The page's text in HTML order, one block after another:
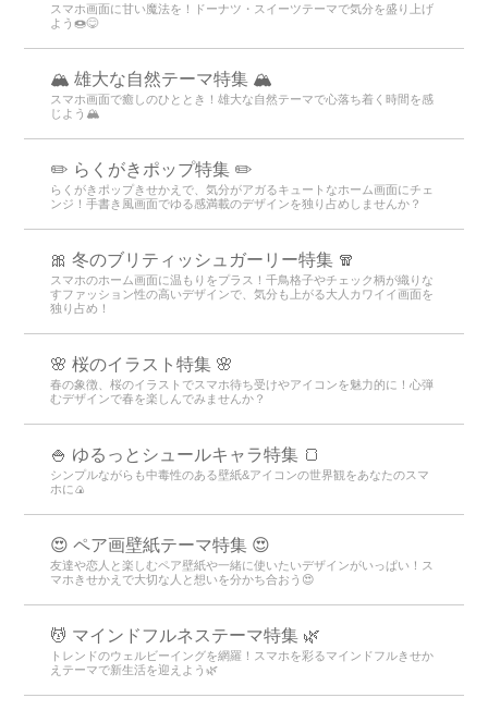
スマホ画面に甘い魔法を！ドーナツ・スイーツテーマで気分を盛り上げ
よう🍩😋
🏔️ 雄大な自然テーマ特集 🏔️
スマホ画面で癒しのひととき！雄大な自然テーマで心落ち着く時間を感
じよう🏔️
✏️ らくがきポップ特集 ✏️
らくがきポップきせかえで、気分がアガるキュートなホーム画面にチェ
ンジ！手書き風画面でゆる感満載のデザインを独り占めしませんか？
🎀 冬のブリティッシュガーリー特集 🧣
スマホのホーム画面に温もりをプラス！千鳥格子やチェック柄が織りな
すファッション性の高いデザインで、気分も上がる大人カワイイ画面を
独り占め！
🌸 桜のイラスト特集 🌸
春の象徴、桜のイラストでスマホ待ち受けやアイコンを魅力的に！心弾
むデザインで春を楽しんでみませんか？
🍚 ゆるっとシュールキャラ特集 🍞
シンプルながらも中毒性のある壁紙&アイコンの世界観をあなたのスマ
ホに🍙
😍 ペア画壁紙テーマ特集 😍
友達や恋人と楽しむペア壁紙や一緒に使いたいデザインがいっぱい！ス
マホきせかえで大切な人と想いを分かち合おう😍
💆 マインドフルネステーマ特集 🌿
トレンドのウェルビーイングを網羅！スマホを彩るマインドフルきせか
えテーマで新生活を迎えよう🌿